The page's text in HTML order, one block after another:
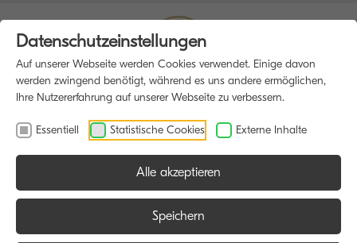
Datenschutzeinstellungen
Auf unserer Webseite werden Cookies verwendet. Einige davon
werden zwingend benötigt, während es uns andere ermöglichen,
Ihre Nutzererfahrung auf unserer Webseite zu verbessern.
Essentiell Statistische Cookies Externe Inhalte
Alle akzeptieren
Speichern